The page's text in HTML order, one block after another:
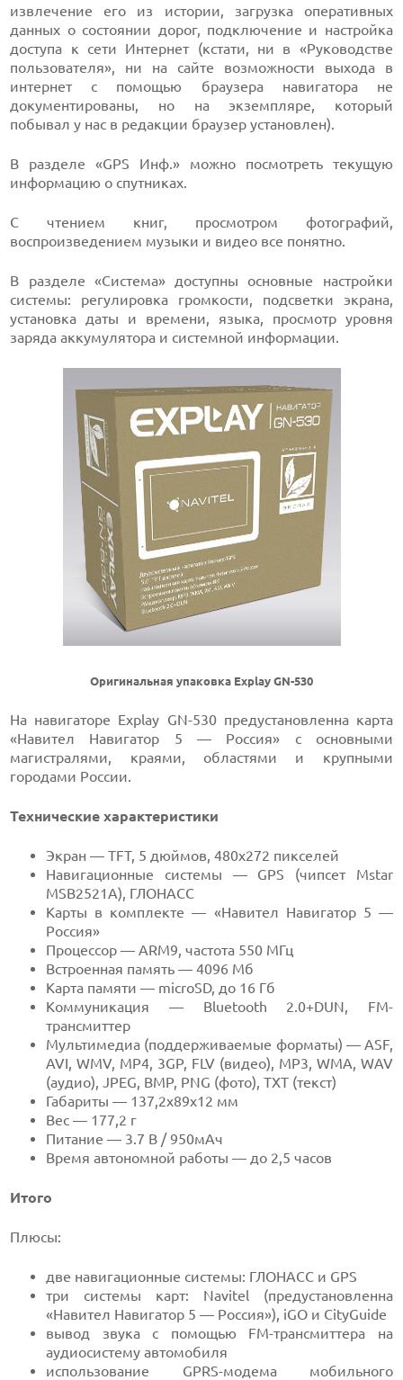
извлечение его из истории, загрузка оперативных
данных о состоянии дорог, подключение и настройка
доступа к сети Интернет (кстати, ни в «Руководстве
пользователя», ни на сайте возможности выхода в
интернет с помощью браузера навигатора не
документированы, но на экземпляре, который
побывал у нас в редакции браузер установлен).
В разделе «GPS Инф.» можно посмотреть текущую
информацию о спутниках.
С чтением книг, просмотром фотографий,
воспроизведением музыки и видео все понятно.
В разделе «Система» доступны основные настройки
системы: регулировка громкости, подсветки экрана,
установка даты и времени, языка, просмотр уровня
заряда аккумулятора и системной информации.
Оригинальная упаковка Explay GN-530
На навигаторе Explay GN-530 предустановленна карта
«Навител Навигатор 5 — Россия» с основными
магистралями, краями, областями и крупными
городами России.
Технические характеристики
Экран — TFT, 5 дюймов, 480х272 пикселей
Навигационные системы — GPS (чипсет Mstar
MSB2521А), ГЛОНАСС
Карты в комплекте — «Навител Навигатор 5 —
Россия»
Процессор — ARM9, частота 550 МГц
Встроенная память — 4096 Мб
Карта памяти — microSD, до 16 Гб
Коммуникация — Bluetooth 2.0+DUN, FM-
трансмиттер
Мультимедиа (поддерживаемые форматы) — ASF,
AVI, WMV, МР4, 3GP, FLV (видео), MP3, WMA, WAV
(аудио), JPEG, BMP, PNG (фото), TXT (текст)
Габариты — 137,2х89х12 мм
Вес — 177,2 г
Питание — 3.7 В / 950мАч
Время автономной работы — до 2,5 часов
Итого
Плюсы:
две навигационные системы: ГЛОНАСС и GPS
три системы карт: Navitel (предустановленна
«Навител Навигатор 5 — Россия»), iGO и CityGuide
вывод звука с помощью FM-трансмиттера на
аудиосистему автомобиля
использование GPRS-модема мобильного